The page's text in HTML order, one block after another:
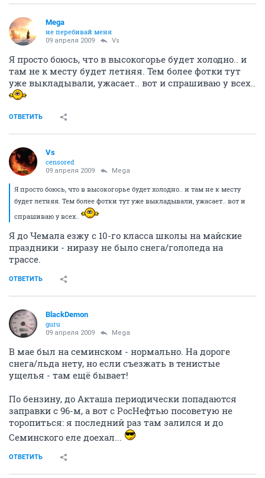
Mega
не перебивай меня
09 апреля 2009 Vs
Я просто боюсь, что в высокогорье будет холодно.. и
там не к месту будет летняя. Тем более фотки тут
уже выкладывали, ужасает.. вот и спрашиваю у всех..
ОТВЕТИТЬ
Vs
censored
09 апреля 2009 Mega
Я просто боюсь, что в высокогорье будет холодно.. и там не к месту
будет летняя. Тем более фотки тут уже выкладывали, ужасает.. вот и
спрашиваю у всех..
Я до Чемала езжу с 10-го класса школы на майские
праздники - ниразу не было снега/гололеда на
трассе.
ОТВЕТИТЬ
BlackDemon
guru
09 апреля 2009 Mega
В мае был на семинском - нормально. На дороге
снега/льда нету, но если съезжать в тенистые
ущелья - там ещё бывает!
По бензину, до Акташа периодически попадаются
заправки с 96-м, а вот с РосНефтью посоветую не
торопиться: я последний раз там залился и до
Семинского еле доехал...
ОТВЕТИТЬ